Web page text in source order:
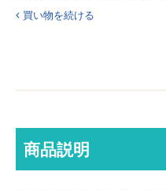
買い物を続ける
商品説明